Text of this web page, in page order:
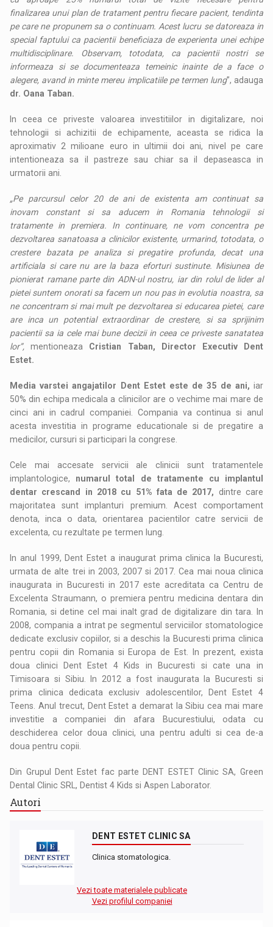
finalizarea unui plan de tratament pentru fiecare pacient, tendinta
pe care ne propunem sa o continuam. Acest lucru se datoreaza in
special faptului ca pacientii beneficiaza de experienta unei echipe
multidisciplinare. Observam, totodata, ca pacientii nostri se
informeaza si se documenteaza temeinic inainte de a face o
alegere, avand in minte mereu implicatiile pe termen lung”, adauga
dr. Oana Taban.
In ceea ce priveste valoarea investitiilor in digitalizare, noi
tehnologii si achizitii de echipamente, aceasta se ridica la
aproximativ 2 milioane euro in ultimii doi ani, nivel pe care
intentioneaza sa il pastreze sau chiar sa il depaseasca in
urmatorii ani.
„Pe parcursul celor 20 de ani de existenta am continuat sa
inovam constant si sa aducem in Romania tehnologii si
tratamente in premiera. In continuare, ne vom concentra pe
dezvoltarea sanatoasa a clinicilor existente, urmarind, totodata, o
crestere bazata pe analiza si pregatire profunda, decat una
artificiala si care nu are la baza eforturi sustinute. Misiunea de
pionierat ramane parte din ADN-ul nostru, iar din rolul de lider al
pietei suntem onorati sa facem un nou pas in evolutia noastra, sa
ne concentram si mai mult pe dezvoltarea si educarea pietei, care
are inca un potential extraordinar de crestere, si sa sprijinim
pacientii sa ia cele mai bune decizii in ceea ce priveste sanatatea
lor”,mentioneaza Cristian Taban, Director Executiv Dent
Estet.
Media varstei angajatilor Dent Estet este de 35 de ani, iar
50% din echipa medicala a clinicilor are o vechime mai mare de
cinci ani in cadrul companiei. Compania va continua si anul
acesta investitia in programe educationale si de pregatire a
medicilor, cursuri si participari la congrese.
Cele mai accesate servicii ale clinicii sunt tratamentele
implantologice, numarul total de tratamente cu implantul
dentar crescand in 2018 cu 51% fata de 2017, dintre care
majoritatea sunt implanturi premium. Acest comportament
denota, inca o data, orientarea pacientilor catre servicii de
excelenta, cu rezultate pe termen lung.
In anul 1999, Dent Estet a inaugurat prima clinica la Bucuresti,
urmata de alte trei in 2003, 2007 si 2017. Cea mai noua clinica
inaugurata in Bucuresti in 2017 este acreditata ca Centru de
Excelenta Straumann, o premiera pentru medicina dentara din
Romania, si detine cel mai inalt grad de digitalizare din tara. In
2008, compania a intrat pe segmentul serviciilor stomatologice
dedicate exclusiv copiilor, si a deschis la Bucuresti prima clinica
pentru copii din Romania si Europa de Est. In prezent, exista
doua clinici Dent Estet 4 Kids in Bucuresti si cate una in
Timisoara si Sibiu. In 2012 a fost inaugurata la Bucuresti si
prima clinica dedicata exclusiv adolescentilor, Dent Estet 4
Teens. Anul trecut, Dent Estet a demarat la Sibiu cea mai mare
investitie a companiei din afara Bucurestiului, odata cu
deschiderea celor doua clinici, una pentru adulti si cea de-a
doua pentru copii.
Din Grupul Dent Estet fac parte DENT ESTET Clinic SA, Green
Dental Clinic SRL, Dentist 4 Kids si Aspen Laborator.
Autori
DENT ESTET CLINIC SA
Clinica stomatologica.
Vezi toate materialele publicate
Vezi profilul companiei